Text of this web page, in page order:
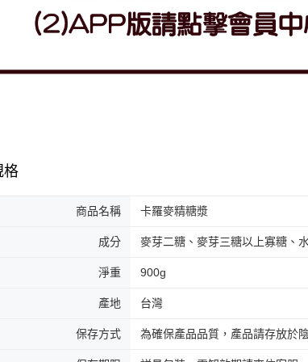
格
商品名稱 卡羅麥精糖漿
成分 麥芽二糖、麥芽三糖以上寡糖、
淨重 900g
產地 台灣
保存方式 為確保產品品質，產品請存放於